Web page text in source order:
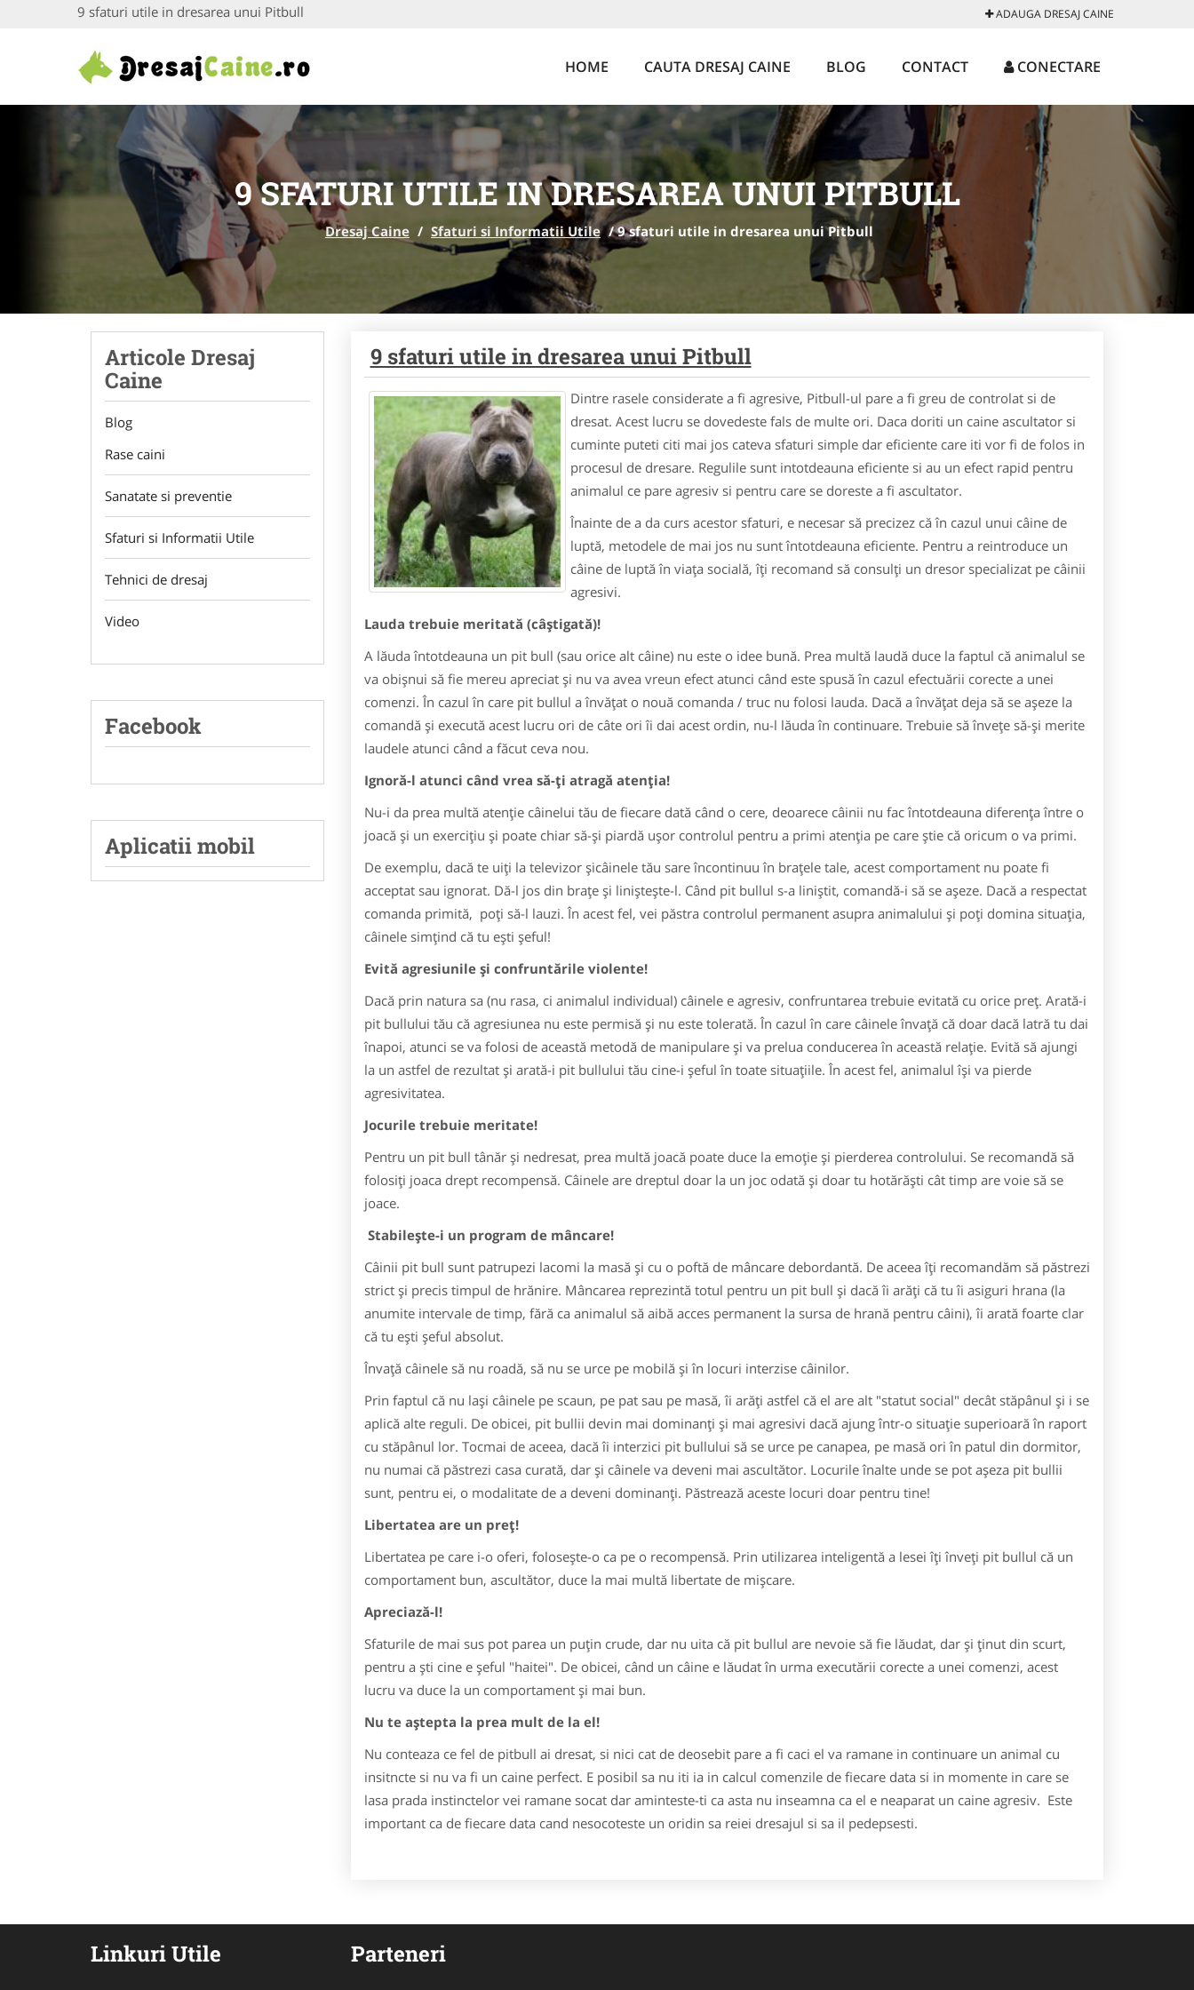
9 sfaturi utile in dresarea unui Pitbull ADAUGA DRESAJ CAINE
HOME CAUTA DRESAJ CAINE BLOG CONTACT CONECTARE
9 SFATURI UTILE IN DRESAREA UNUI PITBULL
Dresaj Caine / Sfaturi si Informatii Utile /9 sfaturi utile in dresarea unui Pitbull
Articole Dresaj
Caine
Blog
Rase caini
Sanatate si preventie
Sfaturi si Informatii Utile
Tehnici de dresaj
Video
Facebook
Aplicatii mobil
9 sfaturi utile in dresarea unui Pitbull
Dintre rasele considerate a fi agresive, Pitbull-ul pare a fi greu de controlat si de
dresat. Acest lucru se dovedeste fals de multe ori. Daca doriti un caine ascultator si
cuminte puteti citi mai jos cateva sfaturi simple dar eficiente care iti vor fi de folos in
procesul de dresare. Regulile sunt intotdeauna eficiente si au un efect rapid pentru
animalul ce pare agresiv si pentru care se doreste a fi ascultator.
Înainte de a da curs acestor sfaturi, e necesar să precizez că în cazul unui câine de
luptă, metodele de mai jos nu sunt întotdeauna eficiente. Pentru a reintroduce un
câine de luptă în viaţa socială, îţi recomand să consulţi un dresor specializat pe câinii
agresivi.
Lauda trebuie meritată (câştigată)!
A lăuda întotdeauna un pit bull (sau orice alt câine) nu este o idee bună. Prea multă laudă duce la faptul că animalul se
va obişnui să fie mereu apreciat şi nu va avea vreun efect atunci când este spusă în cazul efectuării corecte a unei
comenzi. În cazul în care pit bullul a învăţat o nouă comanda / truc nu folosi lauda. Dacă a învăţat deja să se aşeze la
comandă şi execută acest lucru ori de câte ori îi dai acest ordin, nu-l lăuda în continuare. Trebuie să înveţe să-şi merite
laudele atunci când a făcut ceva nou.
Ignoră-l atunci când vrea să-ţi atragă atenţia!
Nu-i da prea multă atenţie câinelui tău de fiecare dată când o cere, deoarece câinii nu fac întotdeauna diferenţa între o
joacă şi un exerciţiu şi poate chiar să-şi piardă uşor controlul pentru a primi atenţia pe care ştie că oricum o va primi.
De exemplu, dacă te uiţi la televizor şicâinele tău sare încontinuu în braţele tale, acest comportament nu poate fi
acceptat sau ignorat. Dă-l jos din braţe şi linişteşte-l. Când pit bullul s-a liniştit, comandă-i să se aşeze. Dacă a respectat
comanda primită, poţi să-l lauzi. În acest fel, vei păstra controlul permanent asupra animalului şi poţi domina situaţia,
câinele simţind că tu eşti şeful!
Evită agresiunile şi confruntările violente!
Dacă prin natura sa (nu rasa, ci animalul individual) câinele e agresiv, confruntarea trebuie evitată cu orice preţ. Arată-i
pit bullului tău că agresiunea nu este permisă şi nu este tolerată. În cazul în care câinele învaţă că doar dacă latră tu dai
înapoi, atunci se va folosi de această metodă de manipulare şi va prelua conducerea în această relaţie. Evită să ajungi
la un astfel de rezultat şi arată-i pit bullului tău cine-i şeful în toate situaţiile. În acest fel, animalul îşi va pierde
agresivitatea.
Jocurile trebuie meritate!
Pentru un pit bull tânăr şi nedresat, prea multă joacă poate duce la emoţie şi pierderea controlului. Se recomandă să
folosiţi joaca drept recompensă. Câinele are dreptul doar la un joc odată şi doar tu hotărăşti cât timp are voie să se
joace.
Stabileşte-i un program de mâncare!
Câinii pit bull sunt patrupezi lacomi la masă şi cu o poftă de mâncare debordantă. De aceea îţi recomandăm să păstrezi
strict şi precis timpul de hrănire. Mâncarea reprezintă totul pentru un pit bull şi dacă îi arăţi că tu îi asiguri hrana (la
anumite intervale de timp, fără ca animalul să aibă acces permanent la sursa de hrană pentru câini), îi arată foarte clar
că tu eşti şeful absolut.
Învaţă câinele să nu roadă, să nu se urce pe mobilă şi în locuri interzise câinilor.
Prin faptul că nu laşi câinele pe scaun, pe pat sau pe masă, îi arăţi astfel că el are alt "statut social" decât stăpânul şi i se
aplică alte reguli. De obicei, pit bullii devin mai dominanţi şi mai agresivi dacă ajung într-o situaţie superioară în raport
cu stăpânul lor. Tocmai de aceea, dacă îi interzici pit bullului să se urce pe canapea, pe masă ori în patul din dormitor,
nu numai că păstrezi casa curată, dar şi câinele va deveni mai ascultător. Locurile înalte unde se pot aşeza pit bullii
sunt, pentru ei, o modalitate de a deveni dominanţi. Păstrează aceste locuri doar pentru tine!
Libertatea are un preţ!
Libertatea pe care i-o oferi, foloseşte-o ca pe o recompensă. Prin utilizarea inteligentă a lesei îţi înveţi pit bullul că un
comportament bun, ascultător, duce la mai multă libertate de mişcare.
Apreciază-l!
Sfaturile de mai sus pot parea un puţin crude, dar nu uita că pit bullul are nevoie să fie lăudat, dar şi ţinut din scurt,
pentru a şti cine e şeful "haitei". De obicei, când un câine e lăudat în urma executării corecte a unei comenzi, acest
lucru va duce la un comportament şi mai bun.
Nu te aştepta la prea mult de la el!
Nu conteaza ce fel de pitbull ai dresat, si nici cat de deosebit pare a fi caci el va ramane in continuare un animal cu
insitncte si nu va fi un caine perfect. E posibil sa nu iti ia in calcul comenzile de fiecare data si in momente in care se
lasa prada instinctelor vei ramane socat dar aminteste-ti ca asta nu inseamna ca el e neaparat un caine agresiv. Este
important ca de fiecare data cand nesocoteste un oridin sa reiei dresajul si sa il pedepsesti.
Linkuri Utile Parteneri